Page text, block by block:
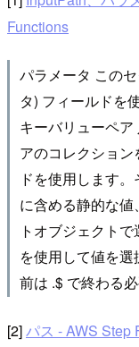
Functions
パラメータ この
タ) フィールドを
キーバリューペ
アのコレクショ
ドを使用します
に含める静的な
トオブジェクト
を使用して値を
前は .$ で終わる必
[2]パス - AWS Step